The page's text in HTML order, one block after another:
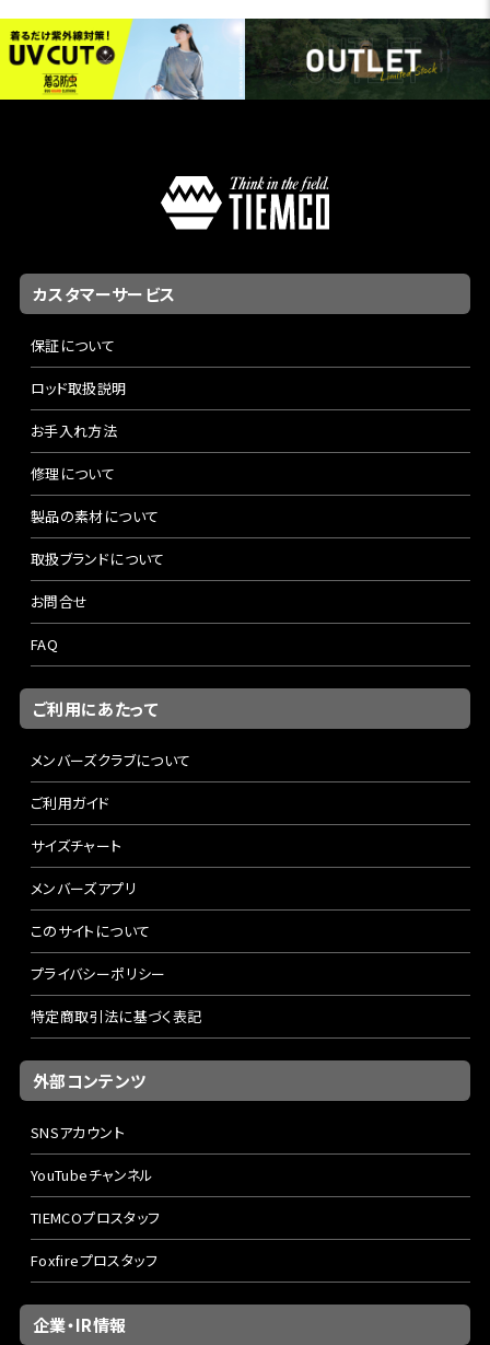
カスタマーサービス
保証について
ロッド取扱説明
お手入れ方法
修理について
製品の素材について
取扱ブランドについて
お問合せ
FAQ
ご利用にあたって
メンバーズクラブについて
ご利用ガイド
サイズチャート
メンバーズアプリ
このサイトについて
プライバシーポリシー
特定商取引法に基づく表記
外部コンテンツ
SNSアカウント
YouTubeチャンネル
TIEMCOプロスタッフ
Foxfireプロスタッフ
企業・IR情報